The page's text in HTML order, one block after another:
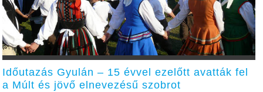
Időutazás Gyulán – 15 évvel ezelőtt avatták fel
a Múlt és jövő elnevezésű szobrot